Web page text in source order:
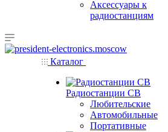
Аксессуары к
радиостанциям
Каталог
Радиостанции CB
Любительские
Автомобильные
Портативные